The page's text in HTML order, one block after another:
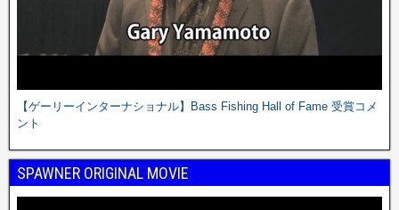
【ゲーリーインターナショナル】Bass Fishing Hall of Fame 受賞コメ
ント
SPAWNER ORIGINAL MOVIE